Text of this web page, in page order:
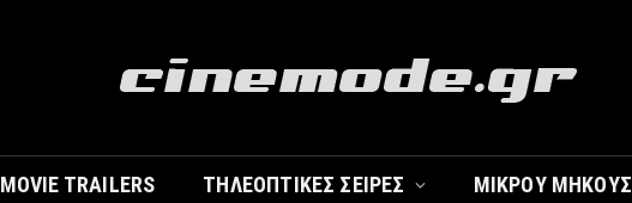
MOVIE TRAILERS ΤΗΛΕΟΠΤΙΚΈΣ ΣΕΙΡΈΣ ΜΙΚΡΟΎ ΜΉΚΟΥΣ